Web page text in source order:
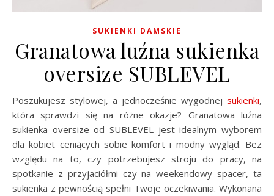
SUKIENKI DAMSKIE
Granatowa luźna sukienka
oversize SUBLEVEL
Poszukujesz stylowej, a jednocześnie wygodnej sukienki,
która sprawdzi się na różne okazje? Granatowa luźna
sukienka oversize od SUBLEVEL jest idealnym wyborem
dla kobiet ceniących sobie komfort i modny wygląd. Bez
względu na to, czy potrzebujesz stroju do pracy, na
spotkanie z przyjaciółmi czy na weekendowy spacer, ta
sukienka z pewnością spełni Twoje oczekiwania. Wykonana